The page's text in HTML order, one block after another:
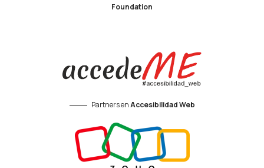
Foundation
Partners enAccesibilidad Web